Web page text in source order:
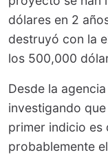
dólares en 2
destruyó con la
los 500,000
Desde la
investigando
primer indicio es
probablemente